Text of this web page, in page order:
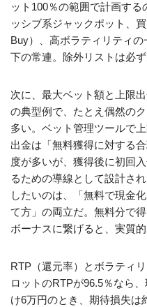
ット100％の範囲で計画す
ッシブ系ジャックポット、
Buy）、高ボラティリティ
下の常連。除外リストは必ず
次に、最大ベット額と上限
の典型例で、たとえ偶然の
多い。ベット管理ツールで
出金は「無料獲得に対する
度が多いが、獲得後に初回
るための導線として設計さ
したいのは、「無料で現金
て方」の両立だ。無料分で
ボーナスに繋げると、実質
RTP（還元率）とボラティ
ロットのRTPが96.5％なら
け6万円のとき、期待損失は